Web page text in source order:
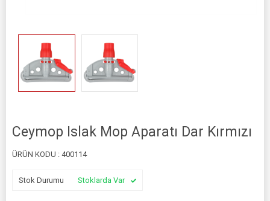
Ceymop Islak Mop Aparatı Dar Kırmızı
ÜRÜN KODU : 400114
Stok Durumu Stoklarda Var